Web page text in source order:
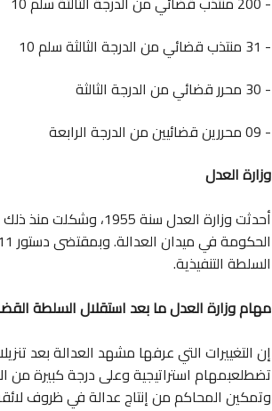
- 31 منتذب قضائي من الدرجة الثالثة سلم 10
- 30 محرر قضائي من الدرجة الثالثة
- 09 محررين قضائيين من الدرجة الرابعة
وزارة العدل
أحدثت وزارة العدل
السلطة التنفيذية.
مهام وزارة العدل ما بعد استقلال السلطة
إن التغييرات التي عرفها مشهد العدالة بعد
تضطلعبمهام استراتيجية وعلى درجة كبيرة من
وتمكين المحاكم من إنتاج عدالة في ظروف